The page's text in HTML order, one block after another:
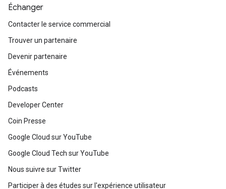
Échanger
Contacter le service commercial
Trouver un partenaire
Devenir partenaire
Événements
Podcasts
Developer Center
Coin Presse
Google Cloud sur YouTube
Google Cloud Tech sur YouTube
Nous suivre sur Twitter
Participer à des études sur l'expérience utilisateur